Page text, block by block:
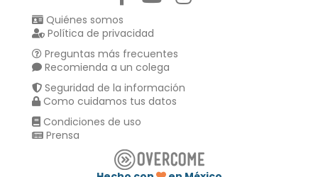
Quiénes somos
Política de privacidad
Preguntas más frecuentes
Recomienda a un colega
Seguridad de la información
Como cuidamos tus datos
Condiciones de uso
Prensa